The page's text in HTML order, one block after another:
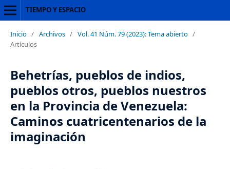
TIEMPO Y ESPACIO
Inicio / Archivos / Vol. 41 Núm. 79 (2023): Tema abierto /
Artículos
Behetrías, pueblos de indios,
pueblos otros, pueblos nuestros
en la Provincia de Venezuela:
Caminos cuatricentenarios de la
imaginación